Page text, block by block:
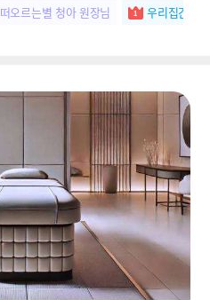
떠오르는별 청아 원장님 우리집간판